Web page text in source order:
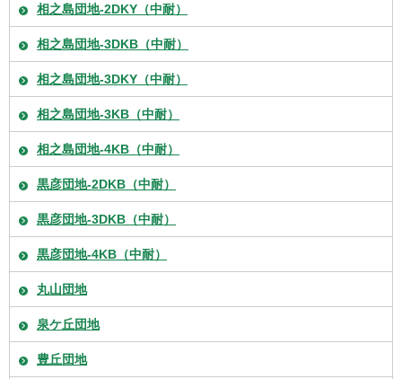
相之島団地-2DKY（中耐）
相之島団地-3DKB（中耐）
相之島団地-3DKY（中耐）
相之島団地-3KB（中耐）
相之島団地-4KB（中耐）
黒彦団地-2DKB（中耐）
黒彦団地-3DKB（中耐）
黒彦団地-4KB（中耐）
丸山団地
泉ケ丘団地
豊丘団地